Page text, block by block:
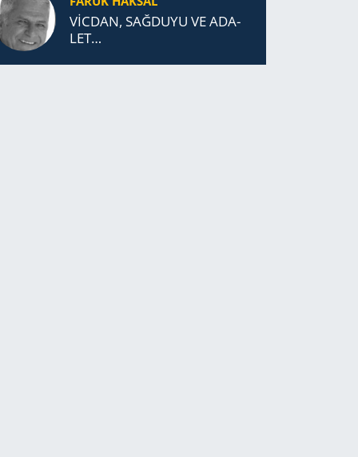
VİCDAN, SAĞ­DU­YU VE ADA­
LET…